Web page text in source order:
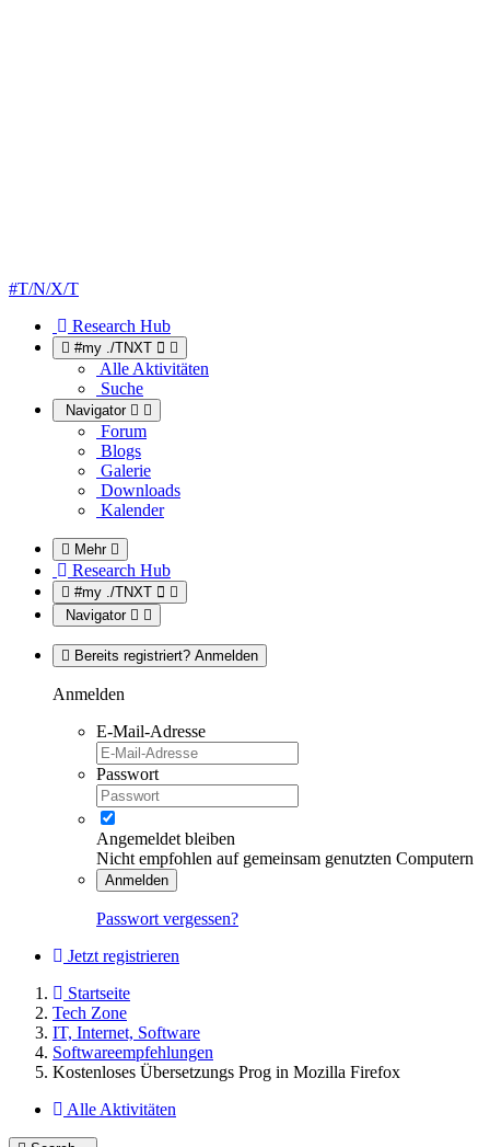
#T/N/X/T
Research Hub
#my ./TNXT
Alle Aktivitäten
Suche
Navigator
Forum
Blogs
Galerie
Downloads
Kalender
Mehr
Research Hub
#my ./TNXT
Navigator
Bereits registriert? Anmelden
Anmelden
E-Mail-Adresse
Passwort
Angemeldet bleiben
Nicht empfohlen auf gemeinsam genutzten Computern
Anmelden
Passwort vergessen?
Jetzt registrieren
Startseite
Tech Zone
IT, Internet, Software
Softwareempfehlungen
Kostenloses Übersetzungs Prog in Mozilla Firefox
Alle Aktivitäten